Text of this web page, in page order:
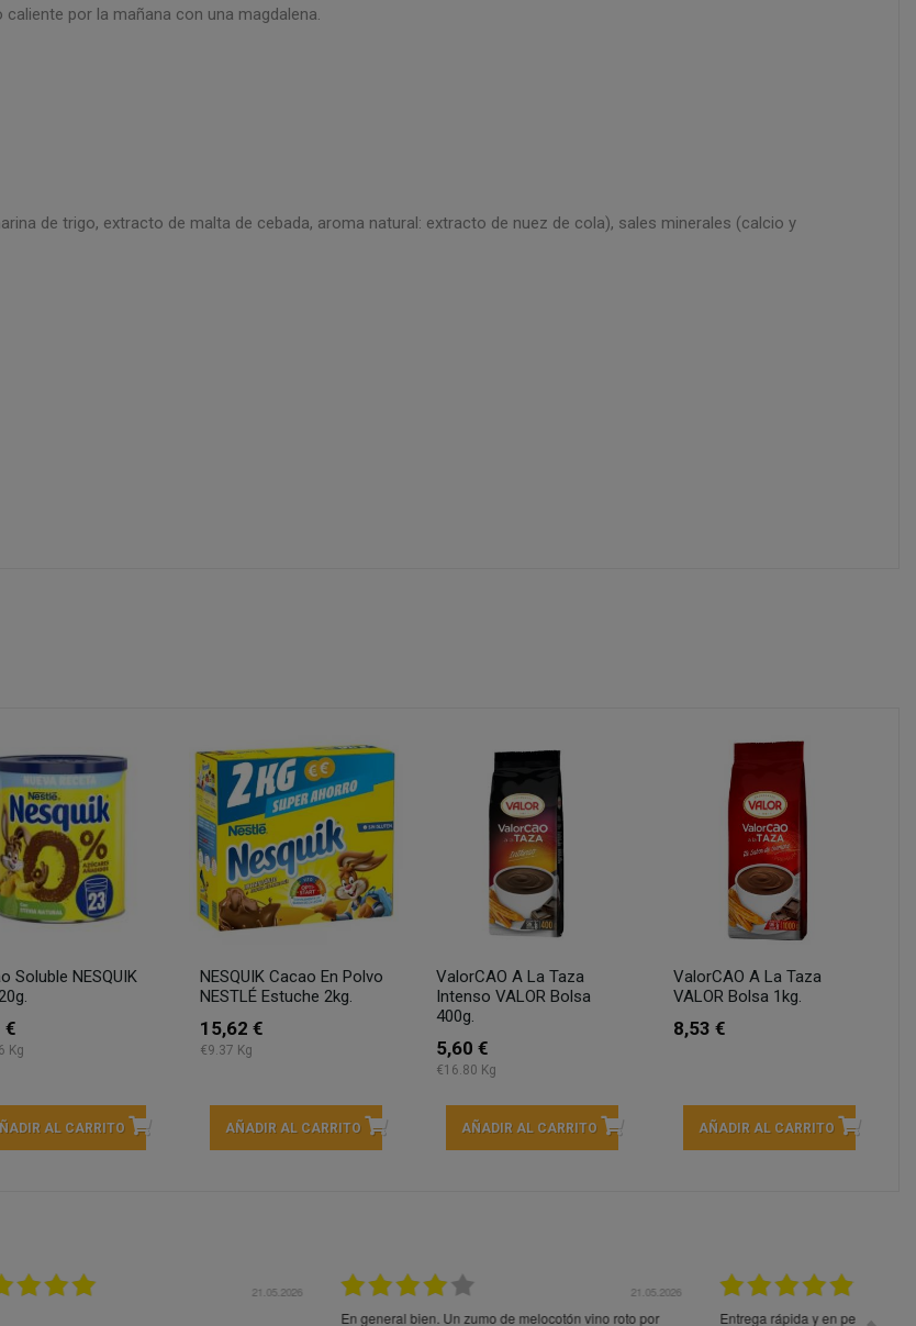
por la mañana con una magdalena.
de trigo, extracto de malta de cebada, aroma natural: extracto de nuez de cola), sales minerales (calcio y
Soluble NESQUIK
€
Kg
AL CARRITO
NESQUIK Cacao En Polvo
NESTLÉ Estuche 2kg.
15,62 €
€9.37 Kg
AÑADIR AL CARRITO
ValorCAO A La Taza
Intenso VALOR Bolsa
400g.
5,60 €
€16.80 Kg
AÑADIR AL CARRITO
ValorCAO A La Taza
VALOR Bolsa 1kg.
8,53 €
AÑADIR AL CARRITO
21.05.2026
por
21.05.2026
Entrega rápida y en perfecto estado, muchas gracias
15.05.2026
Una pena que el servicio de envio no sea tan bueno